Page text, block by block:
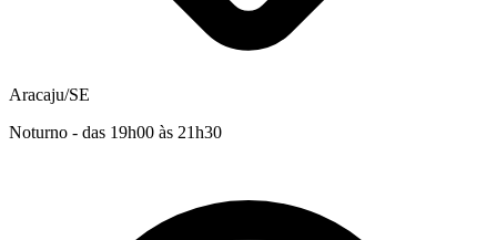
Aracaju/SE
Noturno - das 19h00 às 21h30